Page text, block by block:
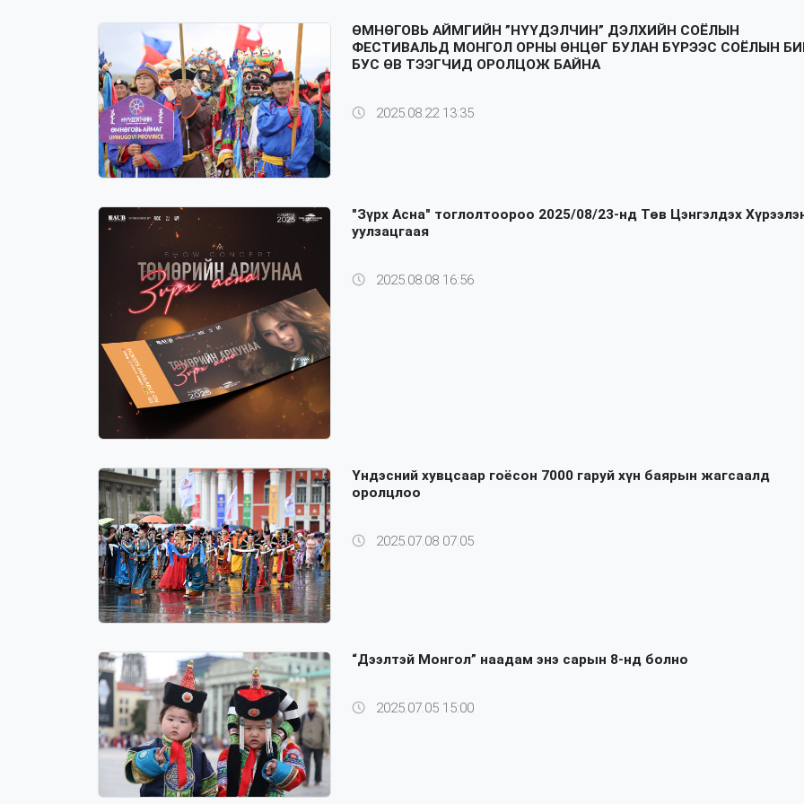
ӨМНӨГОВЬ АЙМГИЙН ”НҮҮДЭЛЧИН” ДЭЛХИЙН СОЁЛЫН
ФЕСТИВАЛЬД МОНГОЛ ОРНЫ ӨНЦӨГ БУЛАН БҮРЭЭС СОЁЛЫН
БУС ӨВ ТЭЭГЧИД ОРОЛЦОЖ БАЙНА
2025.08.22 13:35
"Зүрх Асна" тоглолтоороо 2025/08/23‎-нд Төв Цэнгэлдэх
уулзацгаая
2025.08.08 16:56
Үндэсний хувцсаар гоёсон 7000 гаруй хүн баярын жагсаалд
оролцлоо
2025.07.08 07:05
“Дээлтэй Монгол” наадам энэ сарын 8-нд болно
2025.07.05 15:00